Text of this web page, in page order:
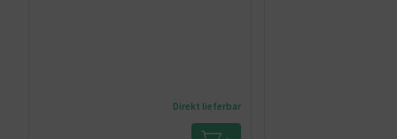
Direkt lieferbar